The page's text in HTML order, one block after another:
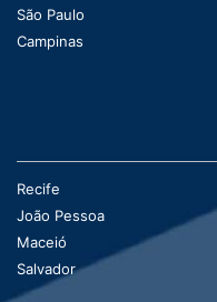
São Paulo
Campinas
Recife
João Pessoa
Maceió
Salvador